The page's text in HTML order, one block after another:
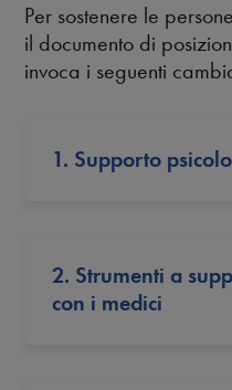
Per sostenere le
il documento di
invoca i seguenti
1. Supporto
2. Strumenti a
con i medici